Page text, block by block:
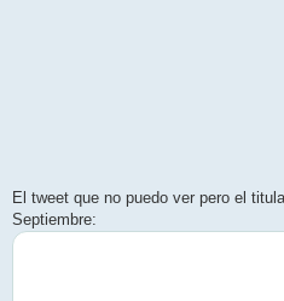
El tweet que no puedo ver pero el
Septiembre: